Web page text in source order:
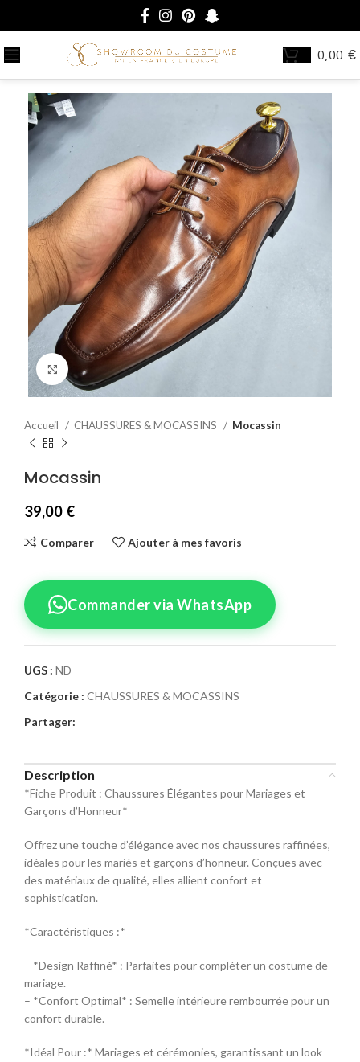
0,00 €
Agrandir
Accueil CHAUSSURES & MOCASSINS Mocassin
Mocassin
39,00 €
Comparer Ajouter à mes favoris
Sélectionnez la taille pour le produit
Mocassin
40 42 44
Commander via WhatsApp
UGS : ND
Catégorie : CHAUSSURES & MOCASSINS
Partager:
Description
*Fiche Produit : Chaussures Élégantes pour Mariages et
Garçons d’Honneur*
Offrez une touche d’élégance avec nos chaussures raffinées,
idéales pour les mariés et garçons d’honneur. Conçues avec
des matériaux de qualité, elles allient confort et
sophistication.
*Caractéristiques :*
– *Design Raffiné* : Parfaites pour compléter un costume de
mariage.
– *Confort Optimal* : Semelle intérieure rembourrée pour un
confort durable.
*Idéal Pour :* Mariages et cérémonies, garantissant un look